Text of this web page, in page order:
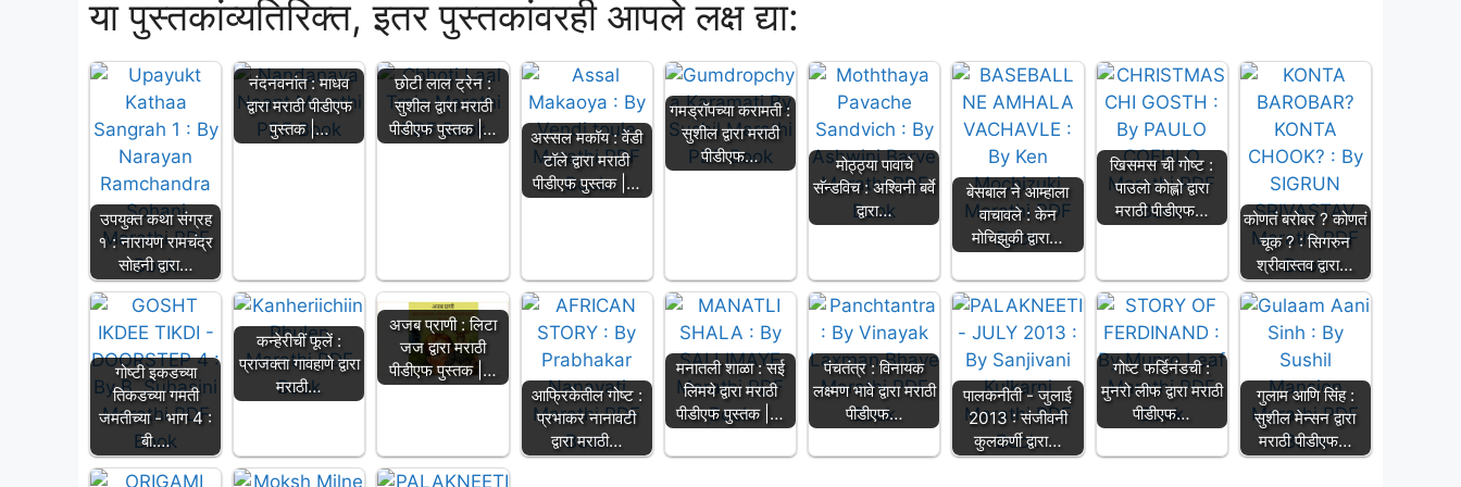
या पुस्तकांव्यतिरिक्त, इतर पुस्तकांवरही आपले लक्ष द्या:
उपयुक्त कथा संग्रह
१ : नारायण रामचंद्र
सोहनी द्वारा…
नंदनवनांत : माधव
द्वारा मराठी पीडीएफ
पुस्तक |…
छोटी लाल ट्रेन :
सुशील द्वारा मराठी
पीडीएफ पुस्तक |…
अस्सल मकॉय : वेंडी
टॉले द्वारा मराठी
पीडीएफ पुस्तक |…
गमड्रॉपच्या करामती :
सुशील द्वारा मराठी
पीडीएफ…
मोठ्ठ्या पावाचे
सॅन्डविच : अश्विनी बर्वे
द्वारा…
बेसबाल ने आम्हाला
वाचावले : केन
मोचिझुकी द्वारा…
खिसमस ची गोष्ट :
पाउलो कोह्लो द्वारा
मराठी पीडीएफ…
कोणतं बरोबर ? कोणतं
चूक ? : सिगरुन
श्रीवास्तव द्वारा…
गोष्टी इकडच्या
तिकडच्या गमती
जमतीच्या - भाग 4 :
बी.…
कन्हेरीचीं फूलें :
प्राजक्ता गावहाणे द्वारा
मराठी…
अजब प्राणी : लिटा
जज द्वारा मराठी
पीडीएफ पुस्तक |…
आफ्रिकेतील गोष्ट :
प्रभाकर नानावटी
द्वारा मराठी…
मनातली शाळा : सई
लिमये द्वारा मराठी
पीडीएफ पुस्तक |…
पंचतंत्र : विनायक
लक्ष्मण भावे द्वारा मराठी
पीडीएफ…
पालकनीती - जुलाई
2013 : संजीवनी
कुलकर्णी द्वारा…
गोष्ट फर्डिनंडची :
मुनरो लीफ द्वारा मराठी
पीडीएफ…
गुलाम आणि सिंह :
सुशील मेन्सन द्वारा
मराठी पीडीएफ…